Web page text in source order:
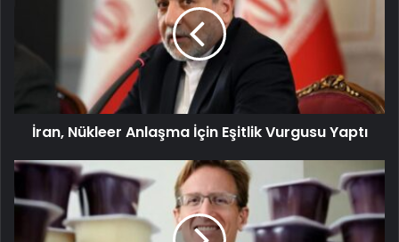
İran, Nükleer Anlaşma İçin Eşitlik Vurgusu Yaptı